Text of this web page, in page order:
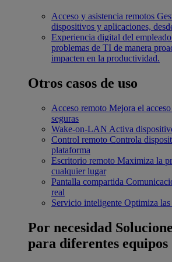
Acceso y asistencia remotos
dispositivos y aplicaciones,
Experiencia digital del
problemas de TI de manera
impacten en la productividad.
Otros casos de uso
Acceso remoto Mejora el
seguras
Wake-on-LAN Activa
Control remoto Controla
plataforma
Escritorio remoto Maximiza la
cualquier lugar
Pantalla compartida
real
Servicio inteligente Optimiza las
Por necesidad
para diferentes equipos